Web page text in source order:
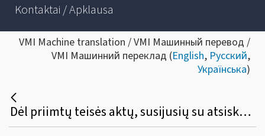
Kontaktai / Apklausa
VMI Machine translation / VMI Машинный перевод /
VMI Машинний переклад (English, Русский,
Українська)
Dėl priimtų teisės aktų, susijusių su atsiskaitymų grynaisiais pinigais sumų apvalinimu